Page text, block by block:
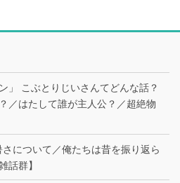
」 こぶとりじいさんてどんな話？
／はたして誰が主人公？／超絶物
について／俺たちは昔を振り返ら
話群】